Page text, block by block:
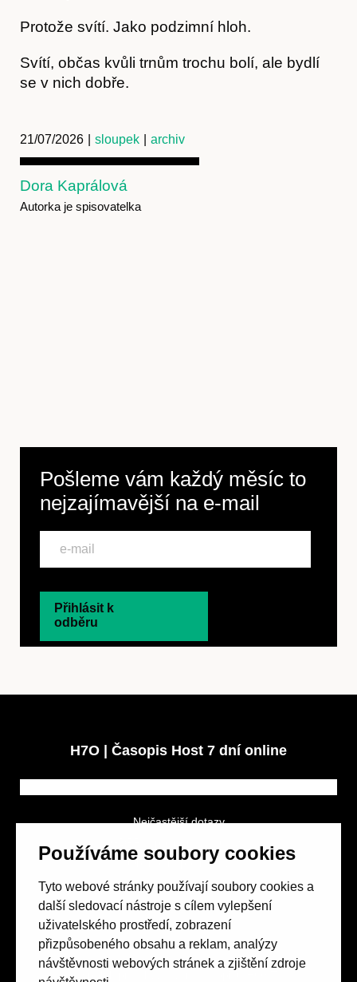
Používáme soubory cookies
Tyto webové stránky používají soubory cookies a
další sledovací nástroje s cílem vylepšení
uživatelského prostředí, zobrazení
přizpůsobeného obsahu a reklam, analýzy
návštěvnosti webových stránek a zjištění zdroje
Protože svítí. Jako podzimní hloh.
Svítí, občas kvůli trnům trochu bolí, ale bydlí
se v nich dobře.
21/07/2026 sloupek archiv
Dora Kaprálová
Autorka je spisovatelka
Pošleme vám každý měsíc to
nejzajímavější na e-mail
Přihlásit k
odběru
H7O | Časopis Host 7 dní online
Nejčastější dotazy
Obchodní podmínky
Spolek přátel vydávání